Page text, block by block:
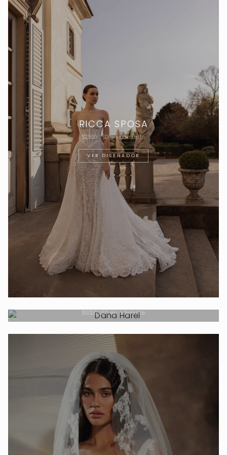
RICCA SPOSA
$2,500 USD en adelante
VER DISEÑADOR
DANA HAREL
$9,000 USD en adelante